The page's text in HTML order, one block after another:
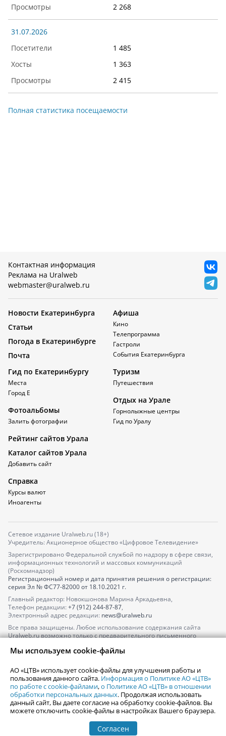
2 268
31.07.2026
1 485
1 363
2 415
Полная статистика посещаемости
Контактная информация
Реклама на Uralweb
webmaster@uralweb.ru
Новости Екатеринбурга
Статьи
Погода в Екатеринбурге
Почта
Афиша
Кино
Телепрограмма
Гастроли
События Екатеринбурга
Гид по Екатеринбургу
Места
Город Е
Фотоальбомы
Залить фотографии
Туризм
Путешествия
Отдых на Урале
Горнолыжные центры
Гид по Уралу
Рейтинг сайтов Урала
Каталог сайтов Урала
Добавить сайт
Справка
Курсы валют
Иноагенты
Сетевое издание Uralweb.ru (18+)
Учредитель: Акционерное общество «Цифровое Телевидение»
Зарегистрировано Федеральной службой по надзору в сфере связи,
информационных технологий и массовых коммуникаций
(Роскомнадзор)
Регистрационный номер и дата принятия решения о регистрации:
серия Эл № ФС77-82000от 18.10.2021 г.
Главный редактор: Новокшонова Марина Аркадьевна,
Телефон редакции: +7 (912) 244-87-87,
Электронный адрес редакции: news@uralweb.ru
Все права защищены. Любое использование содержания сайта
Uralweb.ru возможно только с предварительного письменного
По вопросам размещения рекламы обращайтесь по тел.
По вопросам размещения информации в разделе «Афиша»
afisha@uralweb.ru
Пользовательское соглашение на использование сайта
Политика АО «ЦТВ» в отношении обработки персональных данных
Мы используем cookie-файлы
АО «ЦТВ» использует cookie-файлы для улучшения работы и
пользования данного сайта. Информация о Политике АО «ЦТВ»
по работе с cookie-файлами,о Политике АО «ЦТВ» в отношении
обработки персональных данных. Продолжая использовать
данный сайт, Вы даете согласие на обработку cookie-файлов. Вы
можете отключить cookie-файлы в настройках Вашего браузера.
Согласен